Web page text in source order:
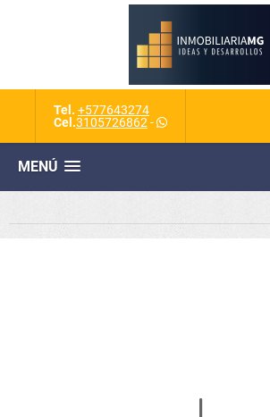
Tel. +577643274
Cel.3105726862 -
MENÚ